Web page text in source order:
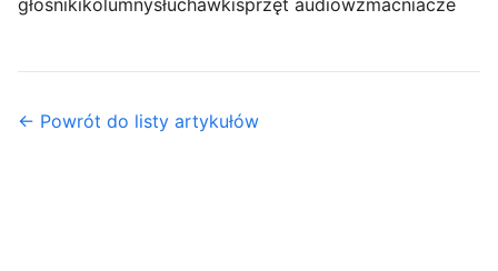
głośnikikolumnysłuchawkisprzęt audiowzmacniacze
← Powrót do listy artykułów